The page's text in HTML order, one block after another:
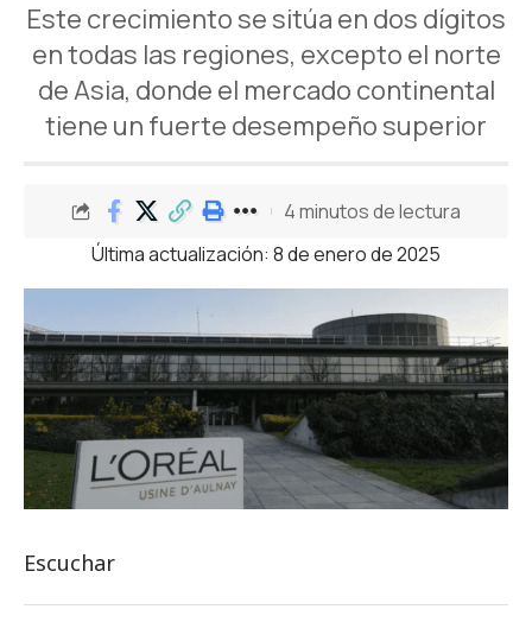
Este crecimiento se sitúa en dos dígitos
en todas las regiones, excepto el norte
de Asia, donde el mercado continental
tiene un fuerte desempeño superior
Última actualización: 8 de enero de 2025
4 minutos de lectura
Escuchar